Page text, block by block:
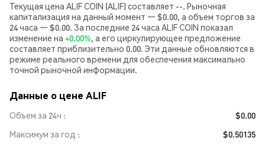
Текущая цена ALIF COIN (ALIF) составляет --. Рыночная
капитализация на данный момент — $0.00, а объем торгов за
24 часа — $0.00. За последние 24 часа ALIF COIN показал
изменение на +0.00%, а его циркулирующее предложение
составляет приблизительно 0.00. Эти данные обновляются в
режиме реального времени для обеспечения максимально
точной рыночной информации.
Данные о цене ALIF
Объем за 24ч
$0.00
Максимум за год
$0.50135